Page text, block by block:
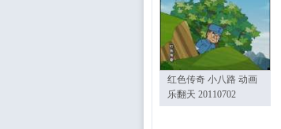
红色传奇 小八路 动画
乐翻天 20110702